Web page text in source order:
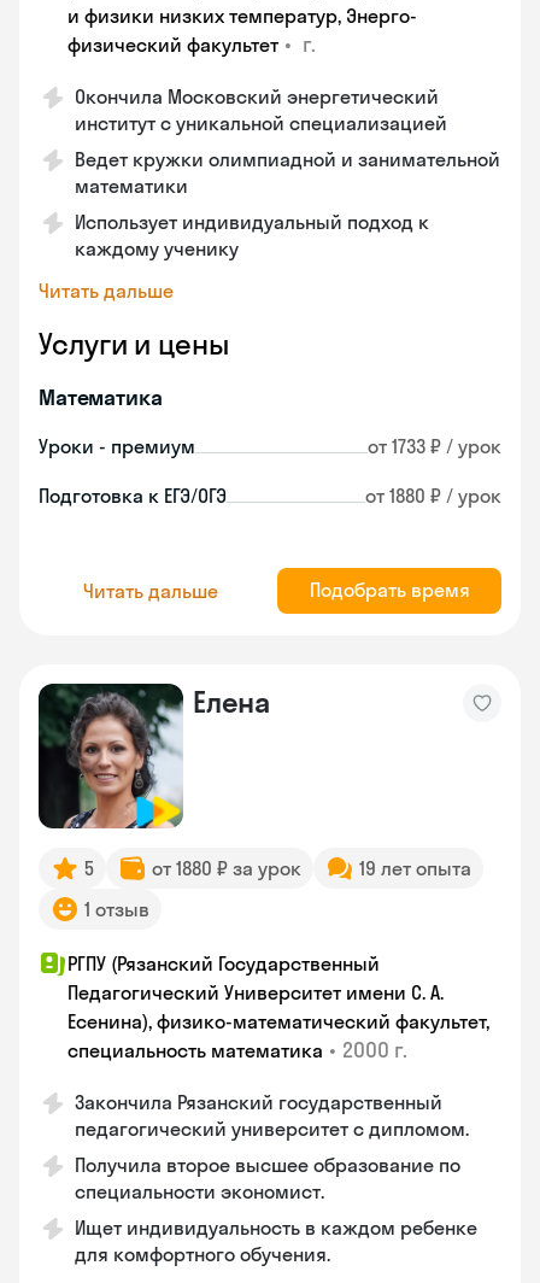
и физики низких температур, Энерго-
физический факультет • г.
Окончила Московский энергетический
институт с уникальной специализацией
Ведет кружки олимпиадной и занимательной
математики
Использует индивидуальный подход к
каждому ученику
Читать дальше
Услуги и цены
Математика
Уроки - премиум от 1733 ₽ / урок
Подготовка к ЕГЭ/ОГЭ от 1880 ₽ / урок
Читать дальше Подобрать время
Елена
5 от 1880 ₽ за урок
19 лет опыта
1 отзыв
РГПУ (Рязанский Государственный
Педагогический Университет имени С. А.
Есенина), физико-математический факультет,
специальность математика • 2000 г.
Закончилa Рязанский государственный
педагогический университет с дипломом.
Получила второе высшее образование по
специальности экономист.
Ищет индивидуальность в каждом ребенке
для комфортного обучения.